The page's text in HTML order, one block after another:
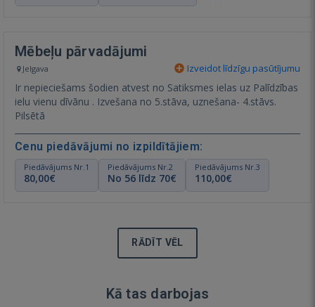
Mēbeļu pārvadājumi
Jelgava Izveidot līdzīgu pasūtījumu
Ir nepieciešams šodien atvest no Satiksmes ielas uz Palīdzības
ielu vienu dīvānu . Izvešana no 5.stāva, uznešana- 4.stāvs.
Pilsētā
Cenu piedāvājumi no izpildītājiem:
Piedāvājums Nr.1
80,00€
Piedāvājums Nr.2
No 56 līdz 70€
Piedāvājums Nr.3
110,00€
RĀDĪT VĒL
Kā tas darbojas